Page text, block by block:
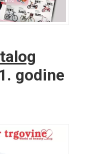
godine